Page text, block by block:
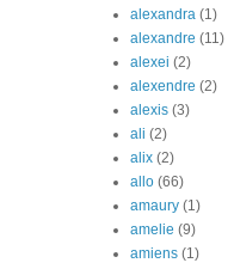
alexandra (1)
alexandre (11)
alexei (2)
alexendre (2)
alexis (3)
ali (2)
alix (2)
allo (66)
amaury (1)
amelie (9)
amiens (1)